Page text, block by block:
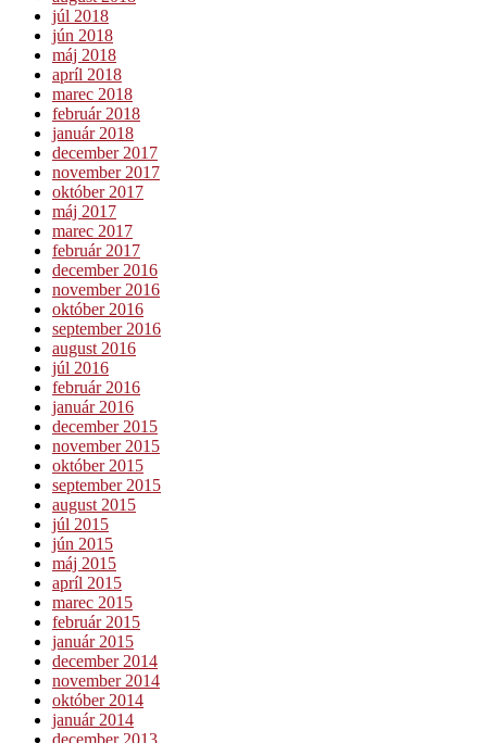
júl 2018
jún 2018
máj 2018
apríl 2018
marec 2018
február 2018
január 2018
december 2017
november 2017
október 2017
máj 2017
marec 2017
február 2017
december 2016
november 2016
október 2016
september 2016
august 2016
júl 2016
február 2016
január 2016
december 2015
november 2015
október 2015
september 2015
august 2015
júl 2015
jún 2015
máj 2015
apríl 2015
marec 2015
február 2015
január 2015
december 2014
november 2014
október 2014
január 2014
december 2013